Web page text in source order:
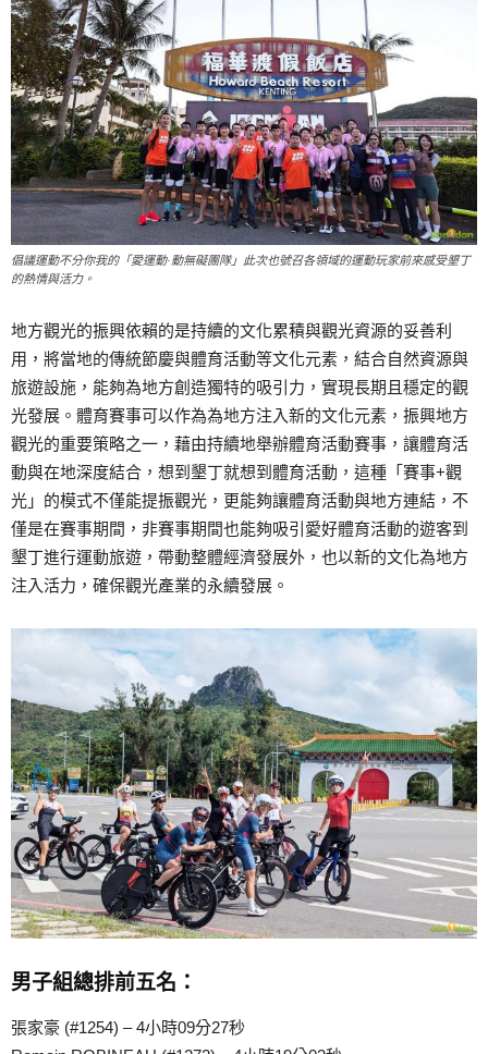
倡議運動不分你我的「愛運動·動無礙團隊」此次也號召各領域的運動玩家前來感受墾丁
的熱情與活力。
地方觀光的振興依賴的是持續的文化累積與觀光資源的妥善利
用，將當地的傳統節慶與體育活動等文化元素，結合自然資源與
旅遊設施，能夠為地方創造獨特的吸引力，實現長期且穩定的觀
光發展。體育賽事可以作為為地方注入新的文化元素，振興地方
觀光的重要策略之一，藉由持續地舉辦體育活動賽事，讓體育活
動與在地深度結合，想到墾丁就想到體育活動，這種「賽事+觀
光」的模式不僅能提振觀光，更能夠讓體育活動與地方連結，不
僅是在賽事期間，非賽事期間也能夠吸引愛好體育活動的遊客到
墾丁進行運動旅遊，帶動整體經濟發展外，也以新的文化為地方
注入活力，確保觀光產業的永續發展。
男子組總排前五名：
張家豪 (#1254) – 4小時09分27秒